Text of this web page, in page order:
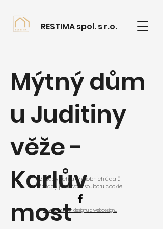
RESTIMA spol. s r.o.
Mýtný dům
u Juditiny
věže -
Karlův
most
Zásady ochrany osobních údajů
Zásady používání souborů cookie
© 2024 Ateliér designu a webdesignu